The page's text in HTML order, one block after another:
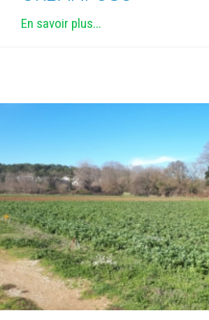
FORMATION
MASTER
INGÉNIEUR
FORMATION CONTINUE
FORMATION DOCTORALE
THÈSES EN COURS
MOOC
PRODUCTION
En savoir plus...